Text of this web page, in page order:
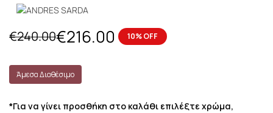
€240.00€216.00 10% OFF
Άμεσα Διαθέσιμο
*Για να γίνει προσθήκη στο καλάθι επιλέξτε χρώμα,